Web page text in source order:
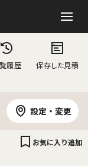
履歴 保存した見積
設定・変更
お気に入り追加